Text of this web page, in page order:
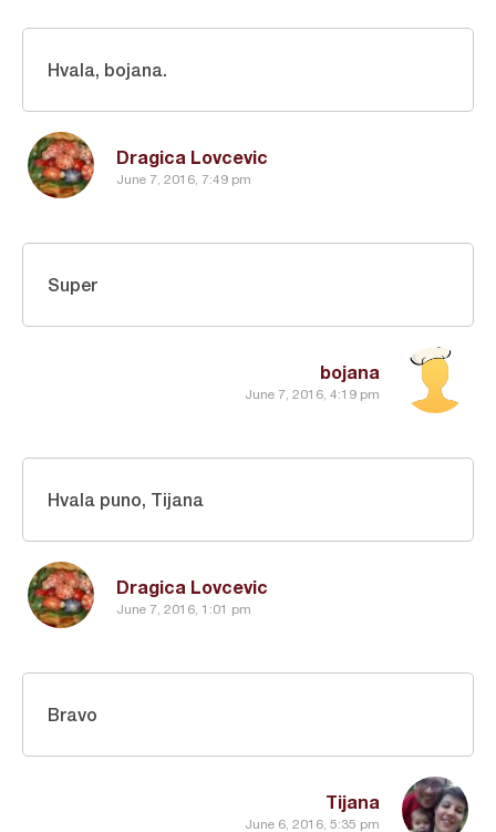
Dragica Lovcevic
June 7, 2016, 7:49 pm
Hvala, bojana.
bojana
June 7, 2016, 4:19 pm
Super
Dragica Lovcevic
June 7, 2016, 1:01 pm
Hvala puno, Tijana
Tijana
June 6, 2016, 5:35 pm
Bravo